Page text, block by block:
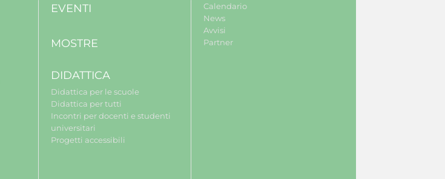
EVENTI
MOSTRE
DIDATTICA
Didattica per le scuole
Didattica per tutti
Incontri per docenti e studenti
universitari
Progetti accessibili
Calendario
News
Avvisi
Partner